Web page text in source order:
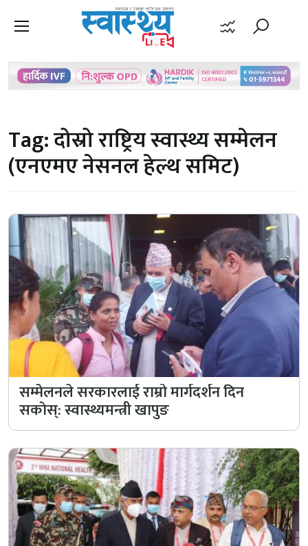
Tag:दोस्रो राष्ट्रिय स्वास्थ्य सम्मेलन
(एनएमए नेसनल हेल्थ समिट)
सम्मेलनले सरकारलाई राम्रो मार्गदर्शन दिन
सकाेस्: स्वास्थ्यमन्त्री खापुङ